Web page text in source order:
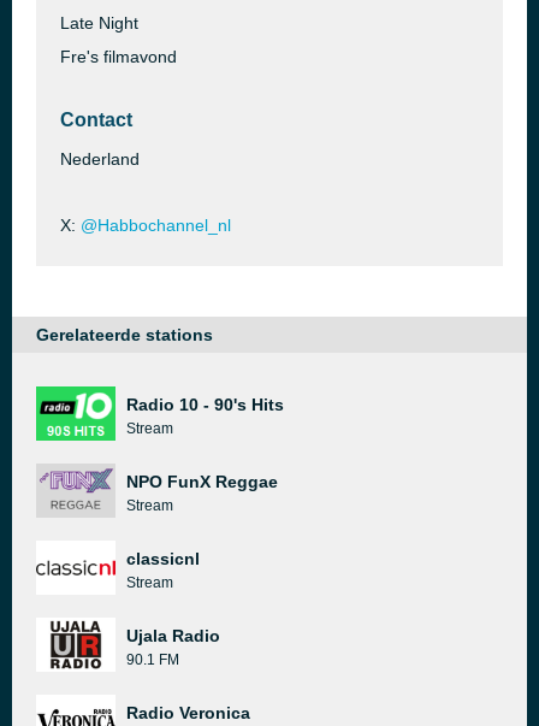
Late Night
Fre's filmavond
Contact
Nederland
X: @Habbochannel_nl
Gerelateerde stations
Radio 10 - 90's Hits
Stream
NPO FunX Reggae
Stream
classicnl
Stream
Ujala Radio
90.1 FM
Radio Veronica